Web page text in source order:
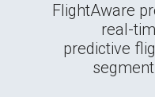
FlightAware
real-
predictive